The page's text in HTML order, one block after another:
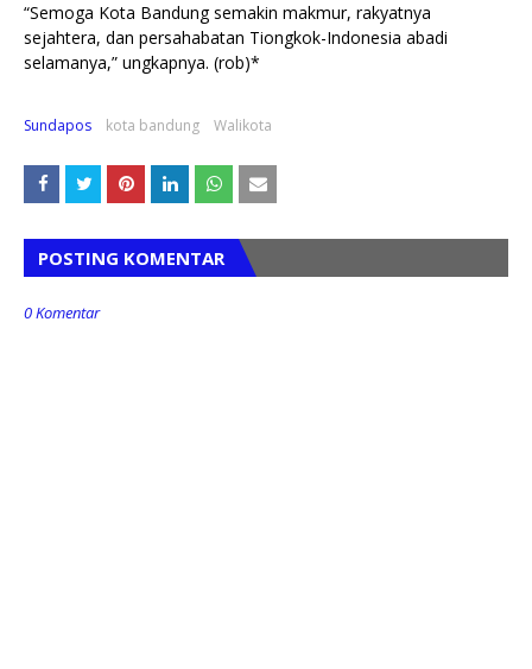
“Semoga Kota Bandung semakin makmur, rakyatnya
sejahtera, dan persahabatan Tiongkok-Indonesia abadi
selamanya,” ungkapnya. (rob)*
Sundapos kota bandung Walikota
POSTING KOMENTAR
0 Komentar